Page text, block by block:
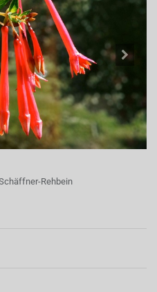
Rehbein